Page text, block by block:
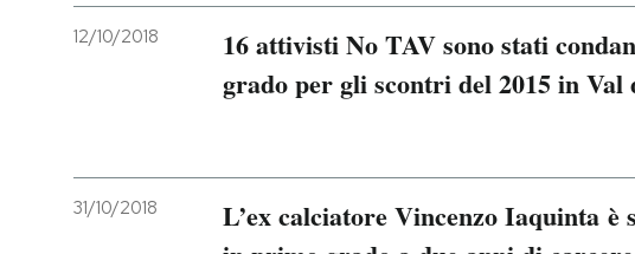
12/10/2018
16 attivisti No TAV sono stati
grado per gli scontri del 2015 in Val
31/10/2018
L’ex calciatore Vincenzo Iaquinta è